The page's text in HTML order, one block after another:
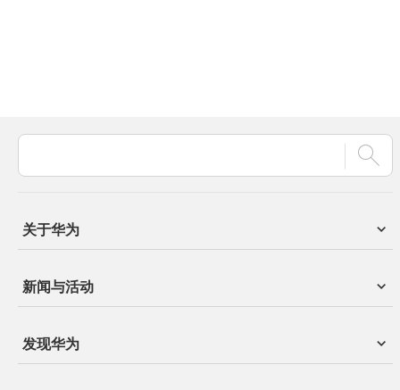
关于华为
新闻与活动
发现华为